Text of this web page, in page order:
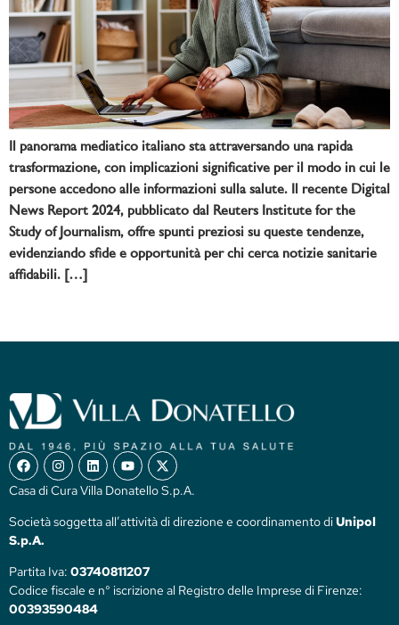
Il panorama mediatico italiano sta attraversando una rapida
trasformazione, con implicazioni significative per il modo in cui le
persone accedono alle informazioni sulla salute. Il recente Digital
News Report 2024, pubblicato dal Reuters Institute for the
Study of Journalism, offre spunti preziosi su queste tendenze,
evidenziando sfide e opportunità per chi cerca notizie sanitarie
affidabili. […]
Casa di Cura Villa Donatello S.p.A.
Società soggetta all’attività di direzione e coordinamento diUnipol
S.p.A.
Partita Iva: 03740811207
Codice fiscale e n° iscrizione al Registro delle Imprese di Firenze:
00393590484